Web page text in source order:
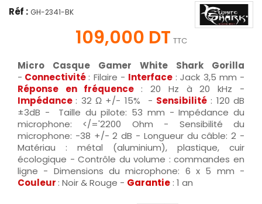
Réf : GH-2341-BK
109,000 DT TTC
Micro Casque Gamer White Shark Gorilla
- Connectivité : Filaire - Interface : Jack 3,5 mm -
Réponse en fréquence: 20 Hz à 20 kHz -
Impédance : 32 Ω +/- 15% - Sensibilité : 120 dB
±3dB - Taille du pilote: 53 mm - Impédance du
microphone: </='2200 Ohm - Sensibilité du
microphone: -38 +/- 2 dB - Longueur du câble: 2 -
Matériau : métal (aluminium), plastique, cuir
écologique - Contrôle du volume : commandes en
ligne - Dimensions du microphone: 6 x 5 mm -
Couleur : Noir & Rouge - Garantie : 1 an